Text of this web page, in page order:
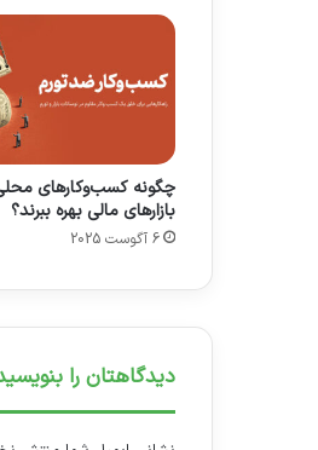
چگونه کسب‌وکارهای محلی
بازارهای مالی بهره ببرند؟
6 آگوست 2025
دیدگاهتان را